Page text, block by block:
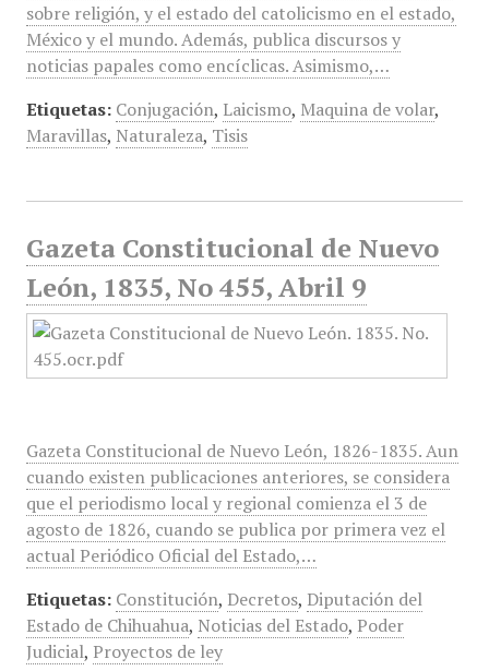
sobre religión, y el estado del catolicismo en el estado,
México y el mundo. Además, publica discursos y
noticias papales como encíclicas. Asimismo,…
Etiquetas: Conjugación, Laicismo, Maquina de volar,
Maravillas, Naturaleza, Tisis
Gazeta Constitucional de Nuevo
León, 1835, No 455, Abril 9
Gazeta Constitucional de Nuevo León, 1826-1835. Aun
cuando existen publicaciones anteriores, se considera
que el periodismo local y regional comienza el 3 de
agosto de 1826, cuando se publica por primera vez el
actual Periódico Oficial del Estado,…
Etiquetas: Constitución, Decretos, Diputación del
Estado de Chihuahua, Noticias del Estado, Poder
Judicial, Proyectos de ley